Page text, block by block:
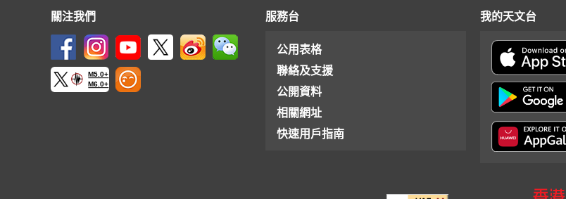
關注我們
M5.0+
M6.0+
服務台
公用表格
聯絡及支援
公開資料
相關網址
快速用戶指南
我的天文台